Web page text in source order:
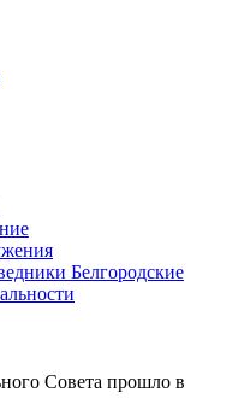
Белгородские